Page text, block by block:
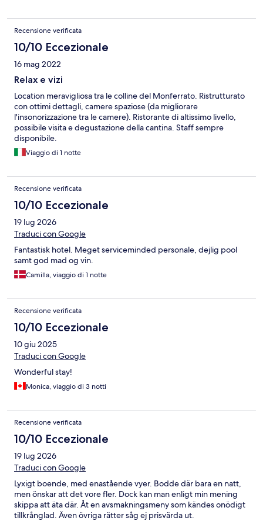
Recensione verificata
10/10 Eccezionale
16 mag 2022
Relax e vizi
Location meravigliosa tra le colline del Monferrato. Ristrutturato
con ottimi dettagli, camere spaziose (da migliorare
l'insonorizzazione tra le camere). Ristorante di altissimo livello,
possibile visita e degustazione della cantina. Staff sempre
disponibile.
Viaggio di 1 notte
Recensione verificata
10/10 Eccezionale
19 lug 2026
Traduci con Google
Fantastisk hotel. Meget serviceminded personale, dejlig pool
samt god mad og vin.
Camilla, viaggio di 1 notte
Recensione verificata
10/10 Eccezionale
10 giu 2025
Traduci con Google
Wonderful stay!
Monica, viaggio di 3 notti
Recensione verificata
10/10 Eccezionale
19 lug 2026
Traduci con Google
Lyxigt boende, med enastående vyer. Bodde där bara en natt,
men önskar att det vore fler. Dock kan man enligt min mening
skippa att äta där. Åt en avsmakningsmeny som kändes onödigt
tillkrånglad. Även övriga rätter såg ej prisvärda ut.